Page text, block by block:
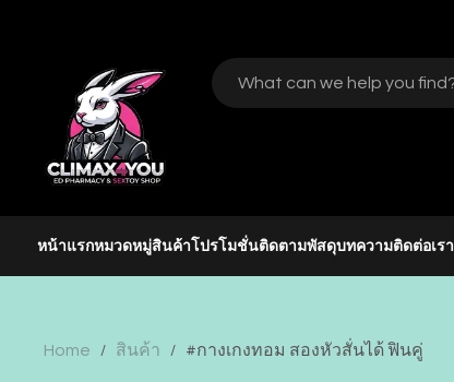
หน้าแรกหมวดหมู่สินค้า โปรโมชั่นติดตามพัสดุบทความติดต่อเรา
Home / สินค้า / #กางเกงทอม สองหัวสั่นได้ ฟินคู่